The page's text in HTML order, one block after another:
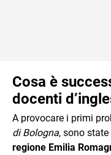
Cosa è
docenti
A provocare i primi
di Bologna, sono
regione Emilia